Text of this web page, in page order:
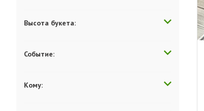
Высота букета:
Событие:
Кому: